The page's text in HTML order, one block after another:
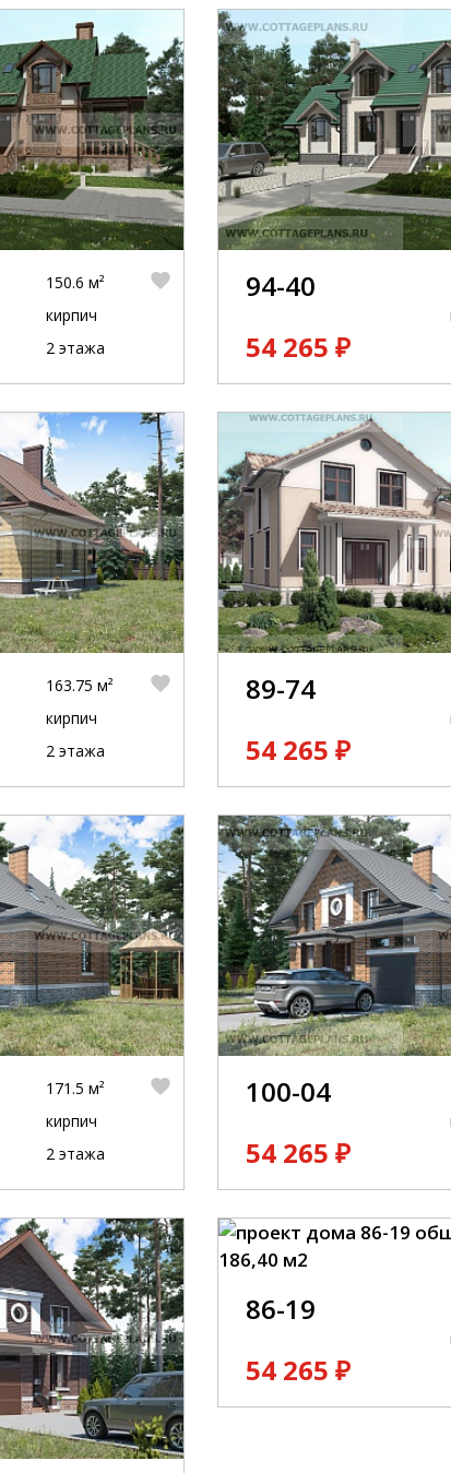
150.6 м²
кирпич
2 этажа
94-40
54 265 ₽
163.75 м²
кирпич
2 этажа
89-74
54 265 ₽
171.5 м²
кирпич
2 этажа
100-04
54 265 ₽
86-19
54 265 ₽